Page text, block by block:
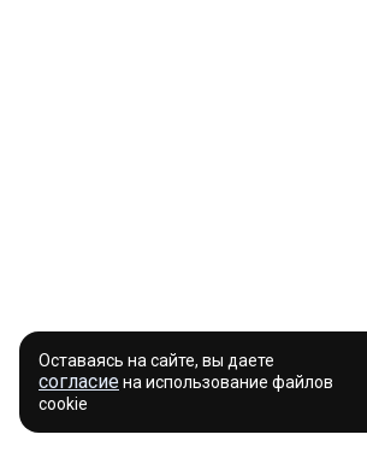
Оставаясь на сайте, вы даете
согласиена использование файлов
cookie